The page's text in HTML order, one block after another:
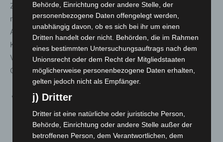
Zusammenkünfte aufgelistet, für die diese Regelung
nicht gilt. Darunter fallen beispielsweise das Bringen und
Abholen von Kindern und Jugendlichen zu und von
Kindertageseinrichtungen und Schulen, religiöse
Veranstaltungen oder Versammlungen nach Artikel 8 des
Grundgesetzes.
§ 7a Absatz 3
eine Kontaktbeschränkung auch für vollständig
geimpfte oder genesene Personen: Private Feiern
und Zusammenkünfte sind dann auch unter 2G
Behörde, Einrichtung oder andere Stelle, der
personenbezogene Daten offengelegt werden,
unabhängig davon, ob es sich bei ihr um einen
Dritten handelt oder nicht. Behörden, die im Rahmen
eines bestimmten Untersuchungsauftrags nach dem
Unionsrecht oder dem Recht der Mitgliedstaaten
möglicherweise personenbezogene Daten erhalten,
gelten jedoch nicht als Empfänger.
j) Dritter
Dritter ist eine natürliche oder juristische Person,
Behörde, Einrichtung oder andere Stelle außer der
betroffenen Person, dem Verantwortlichen, dem